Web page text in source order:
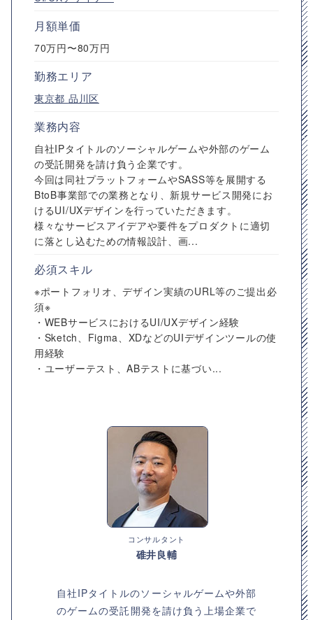
月額単価
70万円〜80万円
勤務エリア
東京都 品川区
業務内容
自社IPタイトルのソーシャルゲームや外部のゲーム
の受託開発を請け負う企業です。
今回は同社プラットフォームやSASS等を展開する
BtoB事業部での業務となり、新規サービス開発にお
けるUI/UXデザインを行っていただきます。
様々なサービスアイデアや要件をプロダクトに適切
に落とし込むための情報設計、画...
必須スキル
※ポートフォリオ、デザイン実績のURL等のご提出必
須※
・WEBサービスにおけるUI/UXデザイン経験
・Sketch、Figma、XDなどのUIデザインツールの使
用経験
・ユーザーテスト、ABテストに基づい...
コンサルタント
碓井良輔
自社IPタイトルのソーシャルゲームや外部
のゲームの受託開発を請け負う上場企業で